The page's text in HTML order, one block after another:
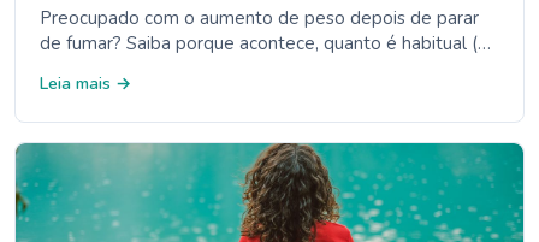
Preocupado com o aumento de peso depois de parar
de fumar? Saiba porque acontece, quanto é habitual (2
peso mantendo-se sem fumar.
Leia mais →